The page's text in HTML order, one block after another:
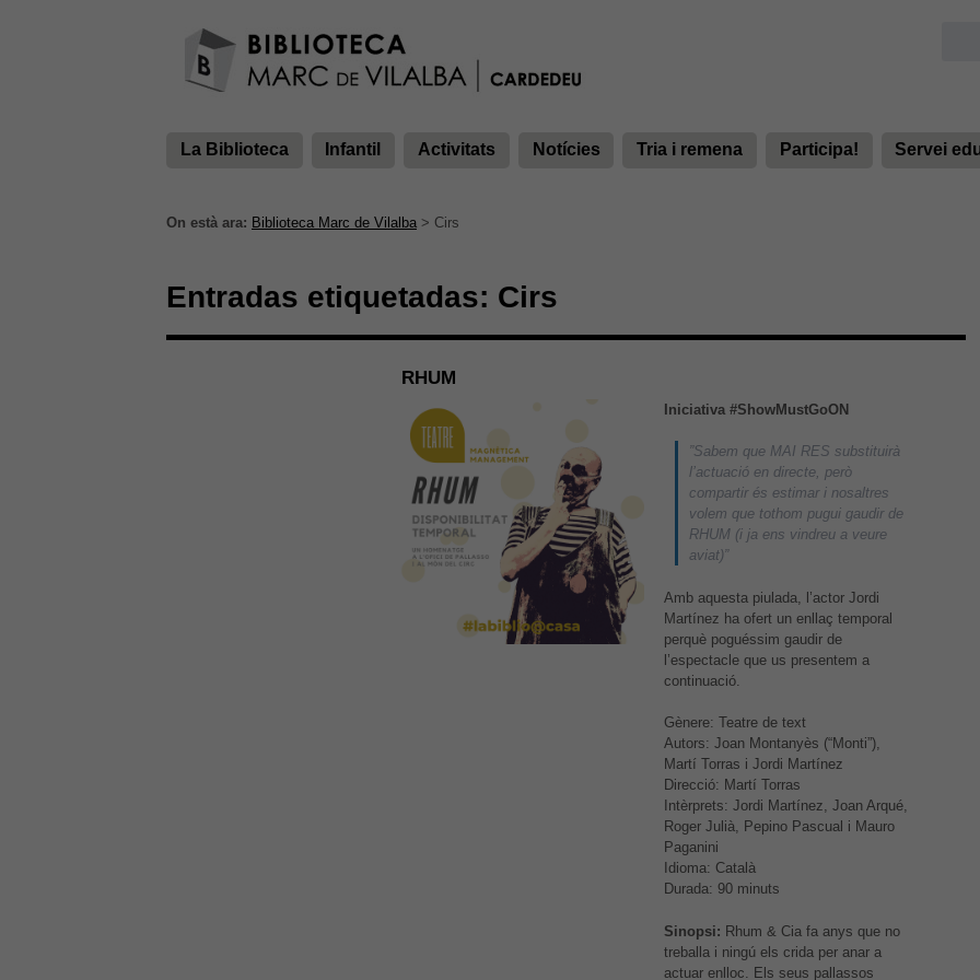
La Biblioteca Infantil Activitats Notícies Tria i remena Participa! Servei
On està ara: Biblioteca Marc de Vilalba > Cirs
Entradas etiquetadas: Cirs
RHUM
Iniciativa #ShowMustGoON
”Sabem que MAI RES substituirà
l’actuació en directe, però
compartir és estimar i nosaltres
volem que tothom pugui gaudir de
RHUM (i ja ens vindreu a veure
aviat)”
Amb aquesta piulada, l’actor Jordi
Martínez ha ofert un enllaç temporal
perquè poguéssim gaudir de
l’espectacle que us presentem a
continuació.
Gènere: Teatre de text
Autors: Joan Montanyès (“Monti”),
Martí Torras i Jordi Martínez
Direcció: Martí Torras
Intèrprets: Jordi Martínez, Joan Arqué,
Roger Julià, Pepino Pascual i Mauro
Paganini
Idioma: Català
Durada: 90 minuts
Sinopsi: Rhum & Cia fa anys que no
treballa i ningú els crida per anar a
actuar enlloc. Els seus pallassos